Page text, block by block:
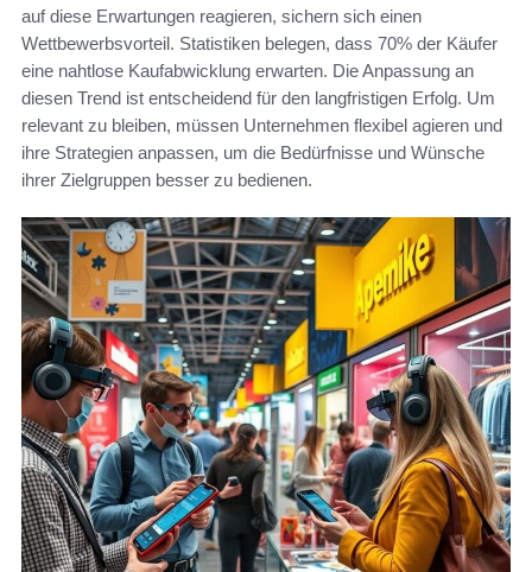
auf diese Erwartungen reagieren, sichern sich einen
Wettbewerbsvorteil. Statistiken belegen, dass 70% der Käufer
eine nahtlose Kaufabwicklung erwarten. Die Anpassung an
diesen Trend ist entscheidend für den langfristigen Erfolg. Um
relevant zu bleiben, müssen Unternehmen flexibel agieren und
ihre Strategien anpassen, um die Bedürfnisse und Wünsche
ihrer Zielgruppen besser zu bedienen.